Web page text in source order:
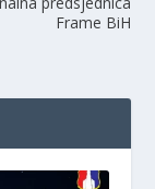
Frame BiH